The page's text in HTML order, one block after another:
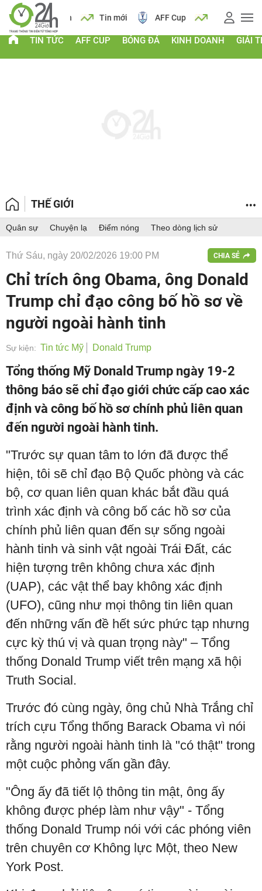
Lịch Tin mới AFF Cup Giá vàng
TIN TỨC AFF CUP BÓNG ĐÁ KINH DOANH GIẢI
THẾ GIỚI
Quân sự Chuyện lạ Điểm nóng Theo dòng lịch sử
Thứ Sáu, ngày 20/02/2026 19:00 PM CHIA SẺ
Chỉ trích ông Obama, ông Donald
Trump chỉ đạo công bố hồ sơ về
người ngoài hành tinh
Sự kiện: Tin tức Mỹ Donald Trump
Tổng thống Mỹ Donald Trump ngày 19-2
thông báo sẽ chỉ đạo giới chức cấp cao xác
định và công bố hồ sơ chính phủ liên quan
đến người ngoài hành tinh.
"Trước sự quan tâm to lớn đã được thể
hiện, tôi sẽ chỉ đạo Bộ Quốc phòng và các
bộ, cơ quan liên quan khác bắt đầu quá
trình xác định và công bố các hồ sơ của
chính phủ liên quan đến sự sống ngoài
hành tinh và sinh vật ngoài Trái Đất, các
hiện tượng trên không chưa xác định
(UAP), các vật thể bay không xác định
(UFO), cũng như mọi thông tin liên quan
đến những vấn đề hết sức phức tạp nhưng
cực kỳ thú vị và quan trọng này" – Tổng
thống Donald Trump viết trên mạng xã hội
Truth Social.
Trước đó cùng ngày, ông chủ Nhà Trắng chỉ
trích cựu Tổng thống Barack Obama vì nói
rằng người ngoài hành tinh là "có thật" trong
một cuộc phỏng vấn gần đây.
"Ông ấy đã tiết lộ thông tin mật, ông ấy
không được phép làm như vậy" - Tổng
thống Donald Trump nói với các phóng viên
trên chuyên cơ Không lực Một, theo New
York Post.